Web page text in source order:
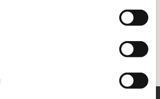
utmanar hur många ser på industrins
säger Klas Cullbrand,